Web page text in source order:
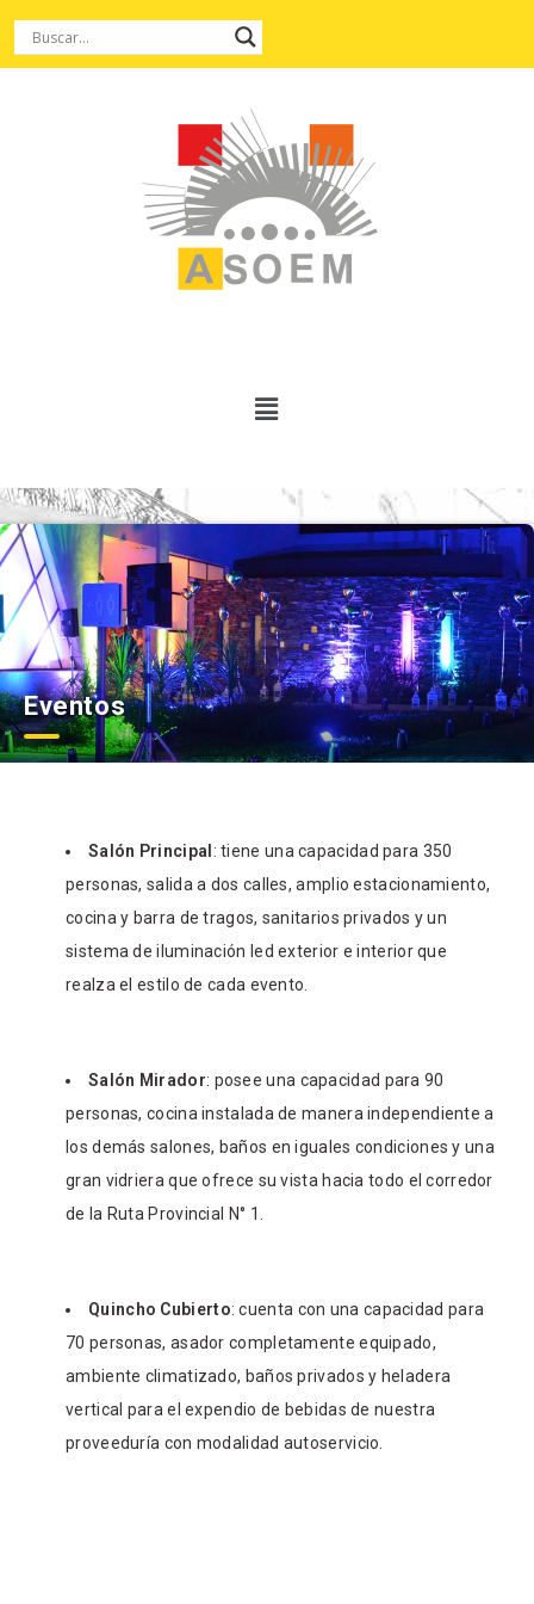
Eventos
Salón Principal : tiene una capacidad para 350
personas, salida a dos calles, amplio estacionamiento,
cocina y barra de tragos, sanitarios privados y un
sistema de iluminación led exterior e interior que
realza el estilo de cada evento.
Salón Mirador: posee una capacidad para 90
personas, cocina instalada de manera independiente a
los demás salones, baños en iguales condiciones y una
gran vidriera que ofrece su vista hacia todo el corredor
de la Ruta Provincial N° 1.
Quincho Cubierto: cuenta con una capacidad para
70 personas, asador completamente equipado,
ambiente climatizado, baños privados y heladera
vertical para el expendio de bebidas de nuestra
proveeduría con modalidad autoservicio.